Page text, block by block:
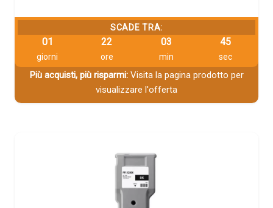
SCADE TRA:
01
giorni
22
ore
03
min
44
sec
Più acquisti, più risparmi:Visita la pagina prodotto per
visualizzare l'offerta